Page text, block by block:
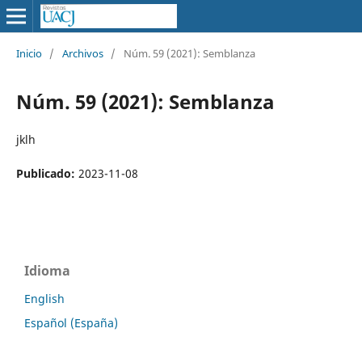
Inicio / Archivos / Núm. 59 (2021): Semblanza
Núm. 59 (2021): Semblanza
jklh
Publicado: 2023-11-08
Idioma
English
Español (España)